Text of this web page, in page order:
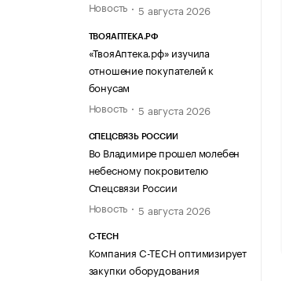
Новость
5 августа 2026
ТВОЯАПТЕКА.РФ
«ТвояАптека.рф» изучила
отношение покупателей к
бонусам
Новость
5 августа 2026
СПЕЦСВЯЗЬ РОССИИ
Во Владимире прошел молебен
небесному покровителю
Спецсвязи России
Новость
5 августа 2026
C-TECH
Компания C-TECH оптимизирует
закупки оборудования